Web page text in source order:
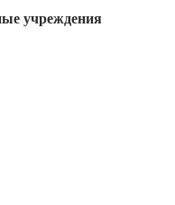
учреждения